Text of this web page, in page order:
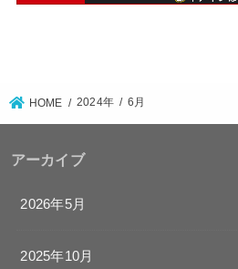
HOME 2024年 6月
アーカイブ
2026年5月
2025年10月